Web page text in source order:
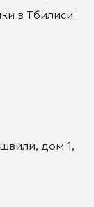
в Тбилиси
дом 1,